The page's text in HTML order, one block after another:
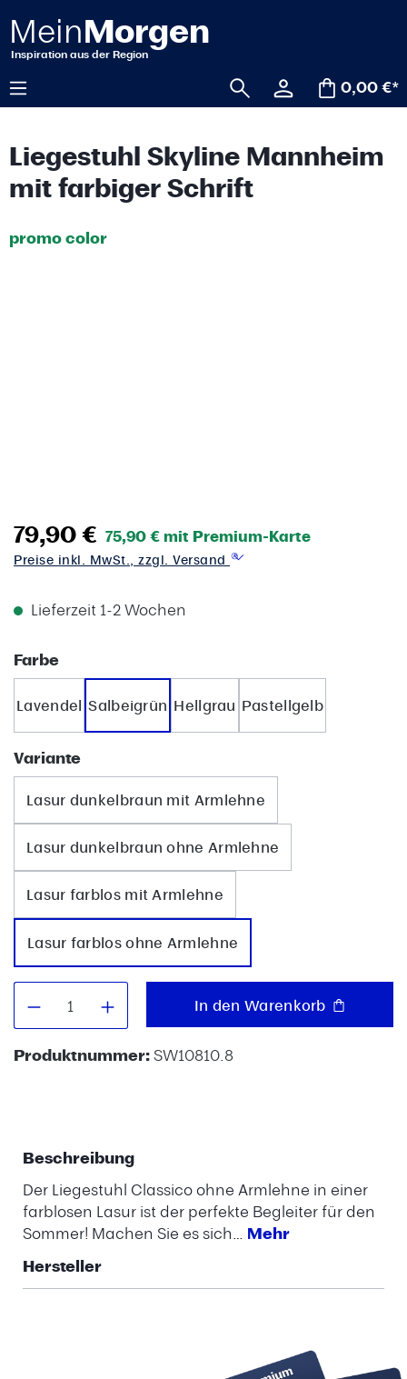
springen
0,00 €*
Liegestuhl Skyline Mannheim
mit farbiger Schrift
promo color
79,90 € 75,90 € mit Premium-Karte
Preise inkl. MwSt., zzgl. Versand
Lieferzeit 1-2 Wochen
Farbeauswählen
Lavendel Salbeigrün Hellgrau Pastellgelb
Varianteauswählen
Lasur dunkelbraun mit Armlehne
Lasur dunkelbraun ohne Armlehne
Lasur farblos mit Armlehne
Lasur farblos ohne Armlehne
Produkt Anzahl: Gib denIn den Warenkorb
Produktnummer:SW10810.8
Beschreibung
Der Liegestuhl Classico ohne Armlehne in einer
farblosen Lasur ist der perfekte Begleiter für den
Sommer! Machen Sie es sich… Mehr
Hersteller